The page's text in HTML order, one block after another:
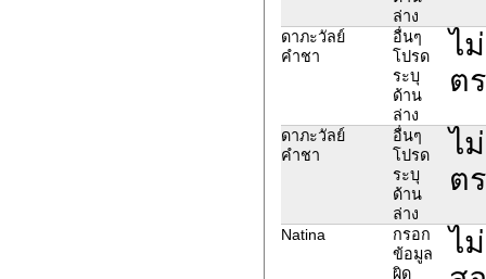
ล่าง
ดาภะวัลย์
คำชา
อื่นๆ
โปรด
ระบุ
ด้าน
ล่าง
ไ
ต
ดาภะวัลย์
คำชา
อื่นๆ
โปรด
ระบุ
ด้าน
ล่าง
ไ
ต
Natina
กรอก
ข้อมูล
ผิด
ไ